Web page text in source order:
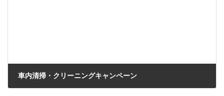
車内清掃・クリーニングキャンペーン